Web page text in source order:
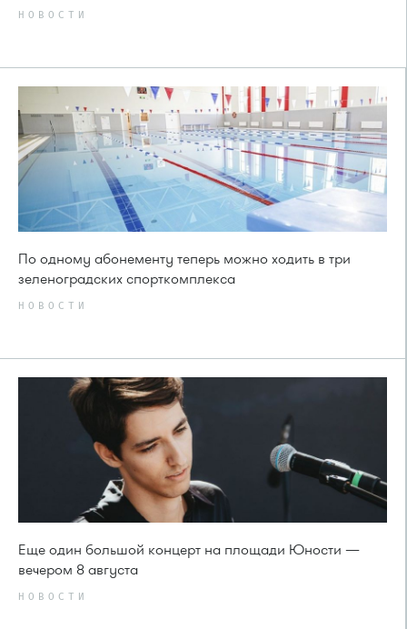
НОВОСТИ
По одному абонементу теперь можно ходить в три
зеленоградских спорткомплекса
НОВОСТИ
Еще один большой концерт на площади Юности —
вечером 8 августа
НОВОСТИ